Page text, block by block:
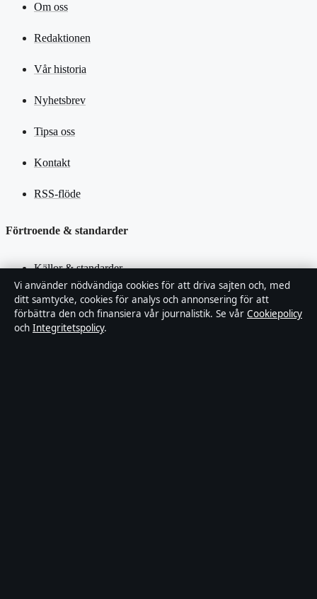
Om oss
Redaktionen
Vår historia
Nyhetsbrev
Tipsa oss
Kontakt
RSS-flöde
Förtroende & standarder
Källor & standarder
Redaktionell policy
Rättelsepolicy
Vi använder nödvändiga cookies för att driva sajten och, med
ditt samtycke, cookies för analys och annonsering för att
förbättra den och finansiera vår journalistik. Se vår Cookiepolicy
och Integritetspolicy.